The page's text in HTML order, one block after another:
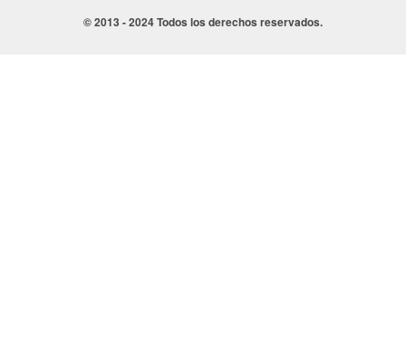
© 2013 - 2024 Todos los derechos reservados.